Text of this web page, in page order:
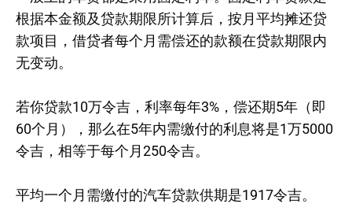
根据本金额及贷款期限所计算后，按月平均摊还贷
款项目，借贷者每个月需偿还的款额在贷款期限内
无变动。
若你贷款10万令吉，利率每年3%，偿还期5年（即
60个月），那么在5年内需缴付的利息将是1万5000
令吉，相等于每个月250令吉。
平均一个月需缴付的汽车贷款供期是1917令吉。